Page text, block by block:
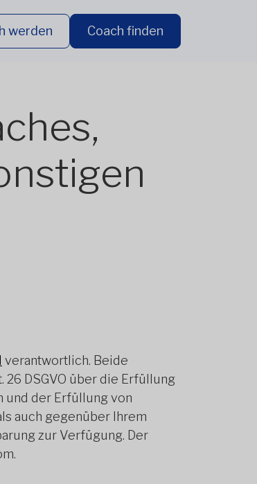
werden Coach finden
verantwortlich. Beide
DSGVO über die Erfüllung
und der Erfüllung von
auch gegenüber Ihrem
zur Verfügung. Der